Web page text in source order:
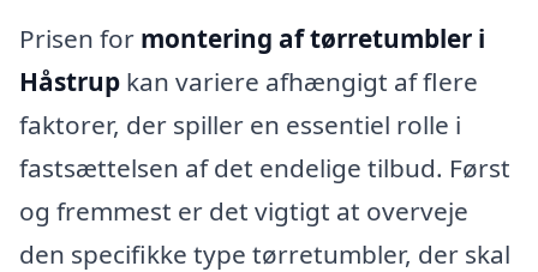
Prisen for montering af tørretumbler i
Håstrup kan variere afhængigt af flere
faktorer, der spiller en essentiel rolle i
fastsættelsen af det endelige tilbud. Først
og fremmest er det vigtigt at overveje
den specifikke type tørretumbler, der skal